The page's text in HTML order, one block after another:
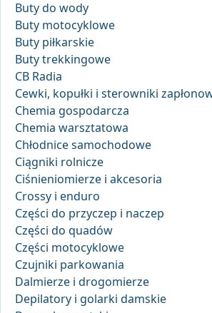
Buty do wody
Buty motocyklowe
Buty piłkarskie
Buty trekkingowe
CB Radia
Cewki, kopułki i sterowniki
Chemia gospodarcza
Chemia warsztatowa
Chłodnice samochodowe
Ciągniki rolnicze
Ciśnieniomierze i akcesoria
Crossy i enduro
Części do przyczep i naczep
Części do quadów
Części motocyklowe
Czujniki parkowania
Dalmierze i drogomierze
Depilatory i golarki damskie